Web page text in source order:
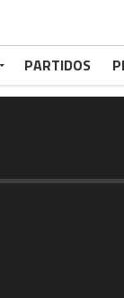
PARTIDOS